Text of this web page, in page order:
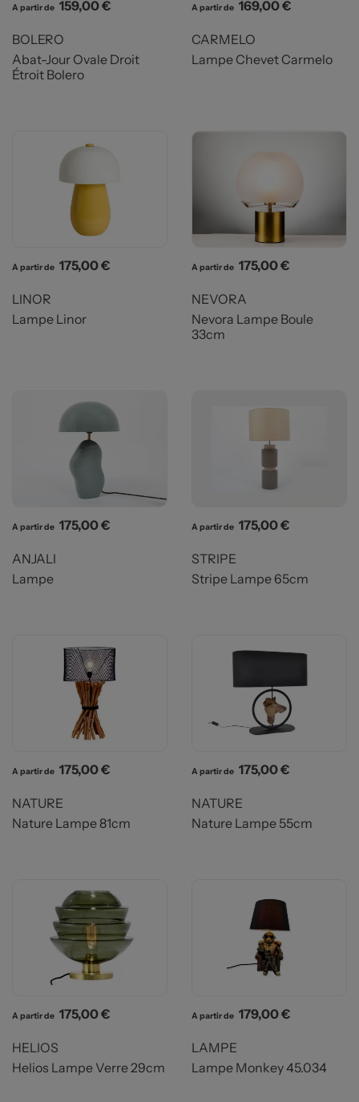
A partir de Prix
159,00 €
BOLERO
Abat-Jour Ovale Droit
Étroit Bolero
A partir de Prix
169,00 €
CARMELO
Lampe Chevet Carmelo
A partir de Prix
175,00 €
LINOR
Lampe Linor
A partir de Prix
175,00 €
NEVORA
Nevora Lampe Boule
33cm
A partir de Prix
175,00 €
ANJALI
Lampe
A partir de Prix
175,00 €
STRIPE
Stripe Lampe 65cm
A partir de Prix
175,00 €
NATURE
Nature Lampe 81cm
A partir de Prix
175,00 €
NATURE
Nature Lampe 55cm
A partir de Prix
175,00 €
HELIOS
Helios Lampe Verre 29cm
A partir de Prix
179,00 €
LAMPE
Lampe Monkey 45.034